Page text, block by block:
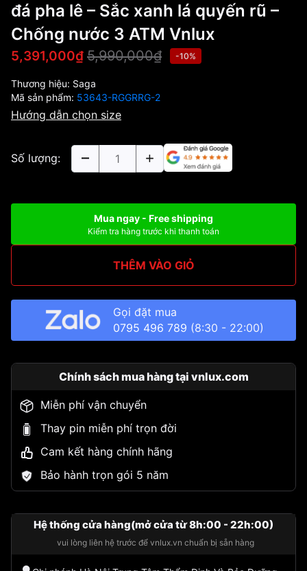
đá pha lê – Sắc xanh lá quyến rũ –
Chống nước 3 ATM Vnlux
5,391,000₫ 5,990,000₫ -10%
Thương hiệu: Saga
Mã sản phẩm: 53643-RGGRRG-2
Hướng dẫn chọn size
Số lượng:
Mua ngay - Free shipping
Kiểm tra hàng trước khi thanh toán
THÊM VÀO GIỎ
Gọi đặt mua
0795 496 789 (8:30 - 22:00)
Chính sách mua hàng tại vnlux.com
Miễn phí vận chuyển
Thay pin miễn phí trọn đời
Cam kết hàng chính hãng
Bảo hành trọn gói 5 năm
Hệ thống cửa hàng(mở cửa từ 8h:00 - 22h:00)
vui lòng liên hệ trước để vnlux.vn chuẩn bị sẵn hàng